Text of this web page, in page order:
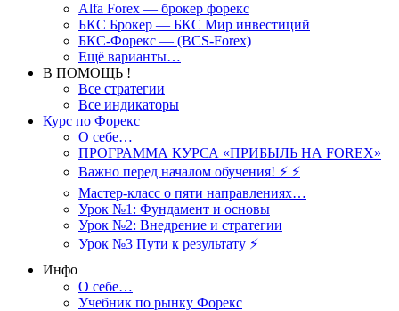
Alfa Forex — брокер форекс
БКС Брокер — БКС Мир инвестиций
БКС-Форекс — (BCS-Forex)
Ещё варианты…
В ПОМОЩЬ !
Все стратегии
Все индикаторы
Курс по Форекс
О себе…
ПРОГРАММА КУРСА «ПРИБЫЛЬ НА FOREX»
Важно перед началом обучения! ⚡ ⚡
Мастер-класс о пяти направлениях…
Урок №1: Фундамент и основы
Урок №2: Внедрение и стратегии
Урок №3 Пути к результату ⚡️
Инфо
О себе…
Учебник по рынку Форекс